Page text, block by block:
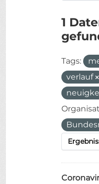
1
Tags:
verlauf